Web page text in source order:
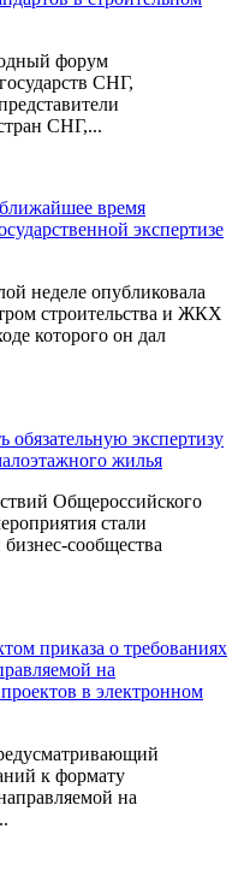
форум
СНГ,
СНГ,...
время
экспертизе
неделе опубликовала
строительства и ЖКХ
которого он дал
обязательную экспертизу
жилья
Общероссийского
стали
сообщества
приказа о требованиях
на
в электронном
к формату
на